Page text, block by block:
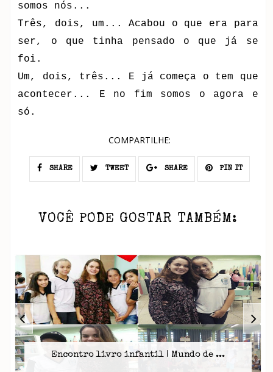
somos nós...
Três, dois, um... Acabou o que era para
ser, o que tinha pensado o que já se
foi.
Um, dois, três... E já começa o tem que
acontecer... E no fim somos o agora e
só.
COMPARTILHE:
SHARE TWEET SHARE PIN IT
VOCÊ PODE GOSTAR TAMBÉM:
Encontro livro infantil | Mundo de ...